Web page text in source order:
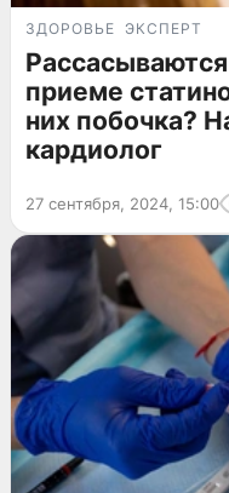
ЗДОРОВЬЕ ЭКСПЕРТ
приеме
них побочка?
кардиолог
27 сентября, 2024, 15:00